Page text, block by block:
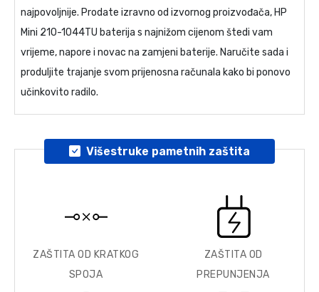
najpovoljnije. Prodate izravno od izvornog proizvođača, HP
Mini 210-1044TU baterija s najnižom cijenom štedi vam
vrijeme, napore i novac na zamjeni baterije. Naručite sada i
produljite trajanje svom prijenosna računala kako bi ponovo
učinkovito radilo.
Višestruke pametnih zaštita
ZAŠTITA OD KRATKOG
SPOJA
ZAŠTITA OD
PREPUNJENJA